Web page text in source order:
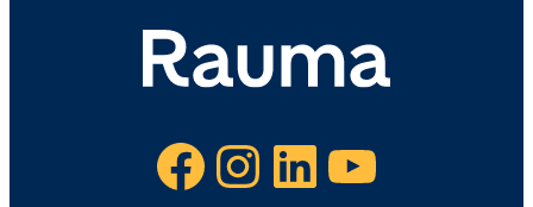
Facebook Instagram LinkedIn YouTube